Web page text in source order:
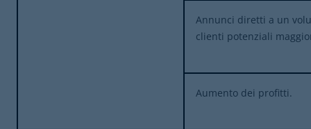
Annunci diretti a un
clienti potenziali
Aumento dei profitti.